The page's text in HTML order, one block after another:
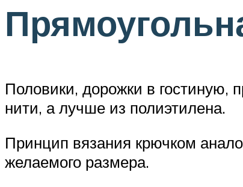
Половики, дорожки в гостиную,
нити, а лучше из полиэтилена.
Принцип вязания крючком
желаемого размера.